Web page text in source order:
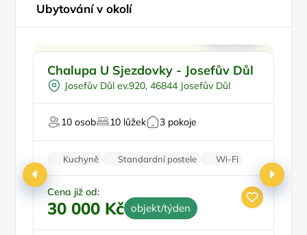
Ubytování v okolí
Pro sportovce
U lesa
U sjezdovky
Doporučujeme
Chalupa U Sjezdovky - Josefův Důl
Josefův Důl ev.920, 46844 Josefův Důl
10 osob 10 lůžek 3 pokoje
Kuchyně Standardní postele
Wi-Fi
Koupelna
Parkování zdarma
Cena již od:
30 000 Kč objekt/týden